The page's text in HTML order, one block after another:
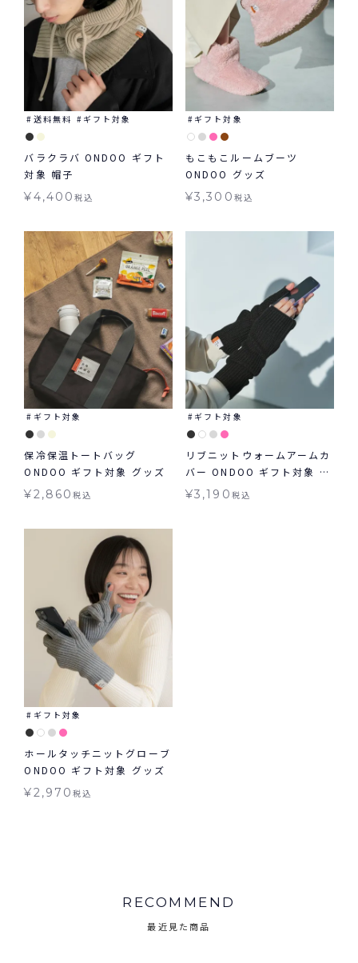
送料無料 ギフト対象
バラクラバ ONDOO ギフト
対象 帽子
¥4,400税込
ギフト対象
もこもこルームブーツ
ONDOO グッズ
¥3,300 税込
ギフト対象
保冷保温トートバッグ
ONDOO ギフト対象 グッズ
¥2,860税込
ギフト対象
リブニットウォームアームカ
バー ONDOO ギフト対象 グ
ッズ
¥3,190 税込
ギフト対象
ホールタッチニットグローブ
ONDOO ギフト対象 グッズ
¥2,970税込
RECOMMEND
最近見た商品